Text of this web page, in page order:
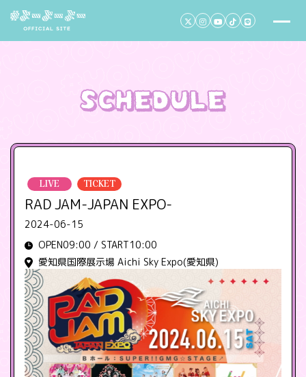
LIVE TICKET
RAD JAM-JAPAN EXPO-
2024-06-15
OPEN09:00 / START10:00
愛知県国際展示場 Aichi Sky Expo(愛知県)